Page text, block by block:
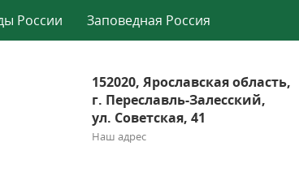
России Заповедная Россия
152020, Ярославская область,
г. Переславль-Залесский,
ул. Советская, 41
Наш адрес